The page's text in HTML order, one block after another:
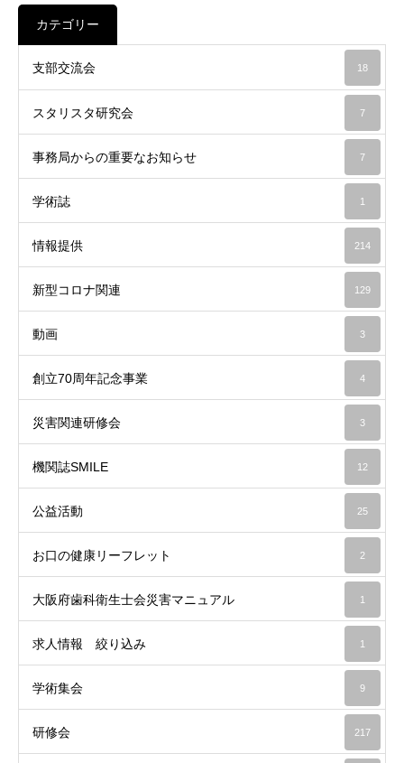
カテゴリー
支部交流会 18
スタリスタ研究会 7
事務局からの重要なお知らせ 7
学術誌 1
情報提供 214
新型コロナ関連 129
動画 3
創立70周年記念事業 4
災害関連研修会 3
機関誌SMILE 12
公益活動 25
お口の健康リーフレット 2
大阪府歯科衛生士会災害マニュアル 1
求人情報 絞り込み 1
学術集会 9
研修会 217